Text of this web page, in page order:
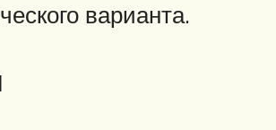
варианта.